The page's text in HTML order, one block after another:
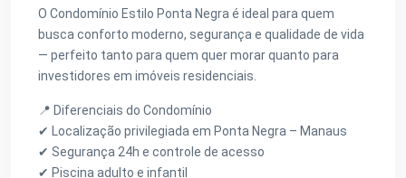
O Condomínio Estilo Ponta Negra é ideal para quem
busca conforto moderno, segurança e qualidade de vida
— perfeito tanto para quem quer morar quanto para
investidores em imóveis residenciais.
📍 Diferenciais do Condomínio
✔ Localização privilegiada em Ponta Negra – Manaus
✔ Segurança 24h e controle de acesso
✔ Piscina adulto e infantil